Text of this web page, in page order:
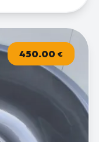
450.00 €